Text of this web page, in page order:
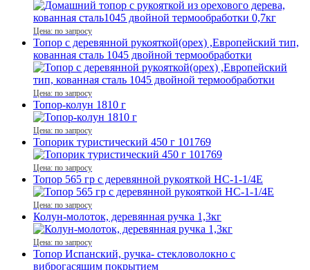
Цена: по запросу
Топор с деревянной рукояткой(орех) ,Европейский тип,
кованная сталь 1045 двойной термообработки
Цена: по запросу
Топор-колун 1810 г
Цена: по запросу
Топорик туристический 450 г 101769
Цена: по запросу
Топор 565 гр с деревянной рукояткой HC-1-1/4E
Цена: по запросу
Колун-молоток, деревянная ручка 1,3кг
Цена: по запросу
Топор Испанский, ручка- стекловолокно с
виброгасящим покрытием